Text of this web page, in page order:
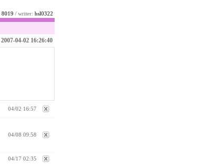
8019 / writer: hsl0322
2007-04-02 16:26:40
04/02 16:57
04/08 09:58
04/17 02:35